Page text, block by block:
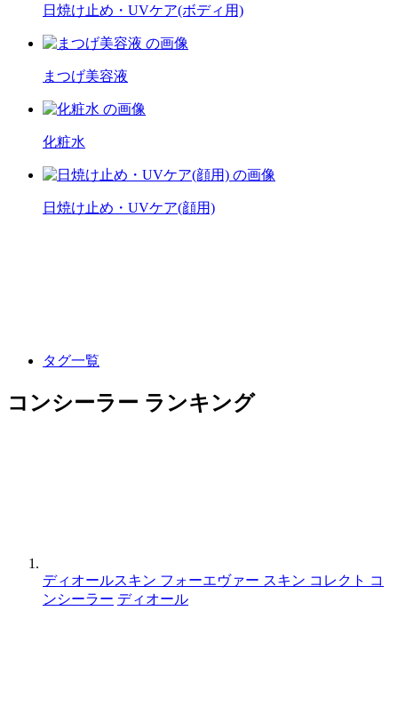
日焼け止め・UVケア(ボディ用)
まつげ美容液
化粧水
日焼け止め・UVケア(顔用)
タグ一覧
コンシーラー ランキング
ディオールスキン フォーエヴァー スキン コレクト コ
ンシーラー ディオール